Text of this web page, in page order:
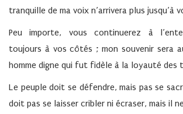
tranquille de ma voix n’arrivera plus jusqu’à
Peu importe, vous continuerez à
toujours à vos côtés ; mon souvenir sera
homme digne qui fut fidèle à la loyauté des
Le peuple doit se défendre, mais pas se
doit pas se laisser cribler ni écraser, mais il